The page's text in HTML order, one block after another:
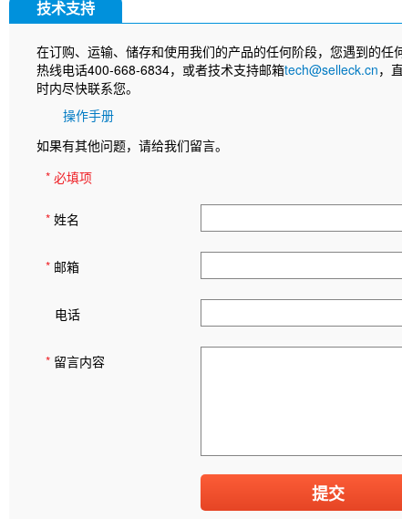
技术支持
在订购、运输、储存和使用我们的产品的任何阶段，您遇到的任
热线电话400-668-6834，或者技术支持邮箱tech@selleck.cn，
时内尽快联系您。
操作手册
如果有其他问题，请给我们留言。
* 必填项
* 姓名
* 邮箱
电话
* 留言内容